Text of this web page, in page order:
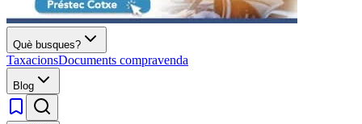
Què busques?
TaxacionsDocuments compravenda
Blog